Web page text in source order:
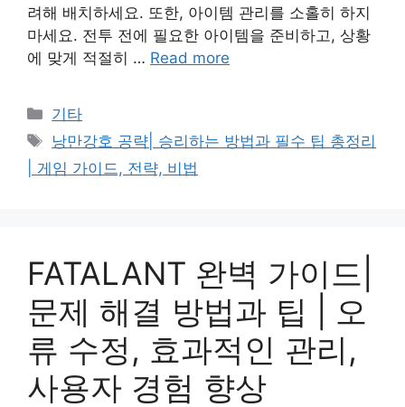
려해 배치하세요. 또한, 아이템 관리를 소홀히 하지
마세요. 전투 전에 필요한 아이템을 준비하고, 상황
에 맞게 적절히 … Read more
Categories
기타
Tags
낭만강호 공략| 승리하는 방법과 필수 팁 총정리
| 게임 가이드, 전략, 비법
FATALANT 완벽 가이드|
문제 해결 방법과 팁 | 오
류 수정, 효과적인 관리,
사용자 경험 향상